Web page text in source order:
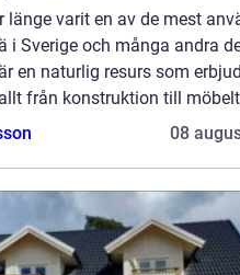
länge varit en av de mest
i Sverige och många andra
en naturlig resurs som
från konstruktion till
08